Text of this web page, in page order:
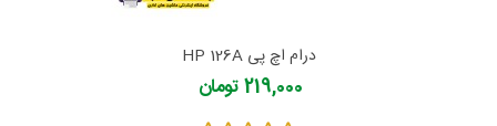
درام اچ پی HP 126A
219,000 تومان